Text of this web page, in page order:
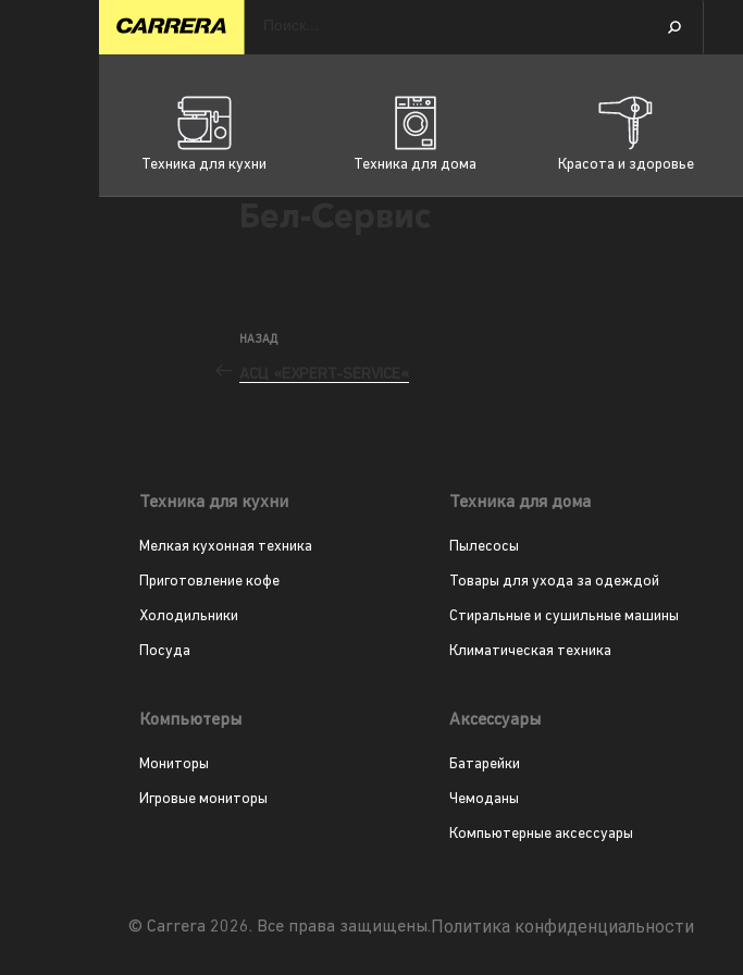
Техника для кухни Техника для дома Красота и здоровье
НАЗАД
Техника для кухни
Мелкая кухонная техника
Приготовление кофе
Холодильники
Посуда
Техника для дома
Пылесосы
Товары для ухода за одеждой
Стиральные и сушильные машины
Климатическая техника
Компьютеры
Мониторы
Игровые мониторы
Аксессуары
Батарейки
Чемоданы
Компьютерные аксессуары
© Carrera 2026. Все права защищены.Политика конфиденциальности